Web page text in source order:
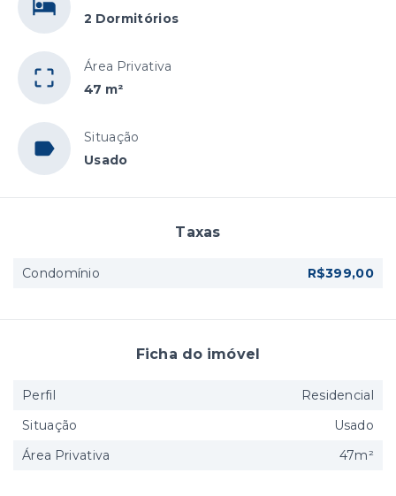
2 Dormitórios
Área Privativa
47 m²
Situação
Usado
Taxas
Condomínio R$399,00
Ficha do imóvel
Perfil
Residencial
Situação
Usado
Área Privativa
47m²